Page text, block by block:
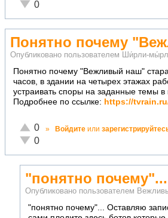
Неадекватно!
0
Понятно почему
Опубликовано пользователем Ши́рли-
Понятно почему "Вежливый наш"
часов, в здании на четырех этажах
устраивать споры на заданные темы
Подробнее по ссылке: https://
Отлично!
0
Неадекватно!
0
» Войдите или
"понятно
Опубликовано пользователем
"понятно почему"... Оставляю